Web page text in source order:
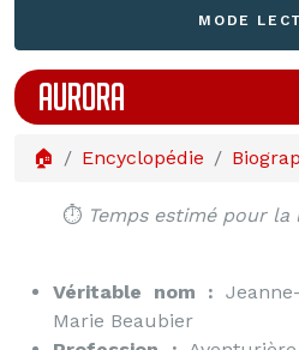
MODE
AURORA
🏠 Encyclopédie
⏱️ Temps estimé pour
Véritable nom : Jeanne-
Marie Beaubier